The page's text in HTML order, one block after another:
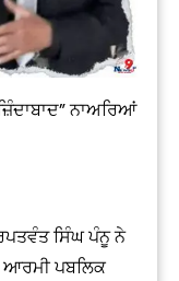
ਨਾਅਰਿਆਂ
ਸਿੰਘ ਪੰਨੂ ਨੇ
ਆਰਮੀ ਪਬਲਿਕ